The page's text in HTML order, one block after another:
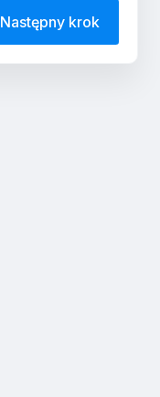
Następny krok